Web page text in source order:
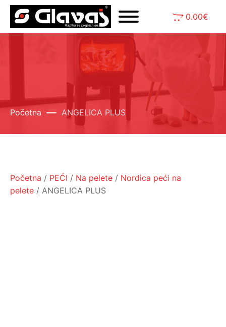
0.00€
Početna ANGELICA PLUS
Početna / PEĆI / Na pelete / Nordica peći na
pelete / ANGELICA PLUS